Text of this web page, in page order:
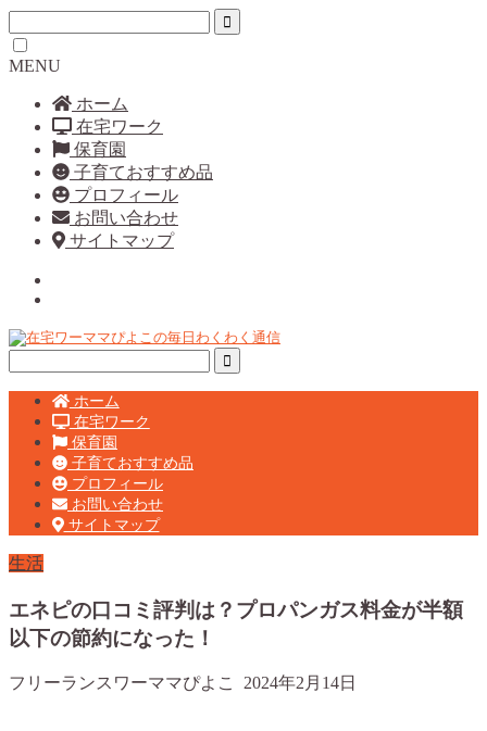
MENU
ホーム
在宅ワーク
保育園
子育ておすすめ品
プロフィール
お問い合わせ
サイトマップ
ホーム
在宅ワーク
保育園
子育ておすすめ品
プロフィール
お問い合わせ
サイトマップ
生活
エネピの口コミ評判は？プロパンガス料金が半額
以下の節約になった！
フリーランスワーママぴよこ 2024年2月14日